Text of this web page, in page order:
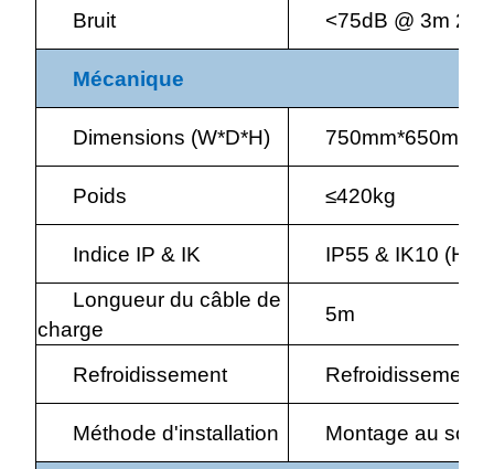
Bruit <75dB @ 3m 25
Mécanique
Dimensions (W*D*H)
Poids ≤420kg
Indice IP & IK
IP55 & IK10
Longueur du câble de
charge
5m
Refroidissement Refroidissement
Méthode d'installation Montage au sol